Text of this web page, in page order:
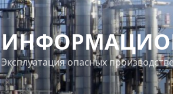
Эксплуатация опасных